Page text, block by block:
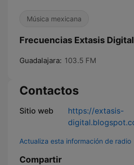
Música mexicana
Frecuencias Extasis
Guadalajara: 103.5 FM
Contactos
Sitio web
https://extasis-
Actualiza esta información de radio
Compartir